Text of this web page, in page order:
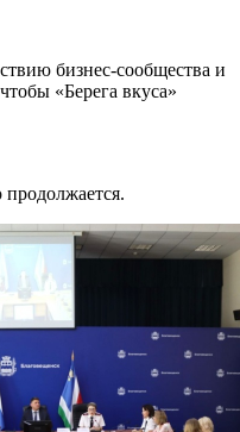
бизнес-сообщества и
«Берега вкуса»